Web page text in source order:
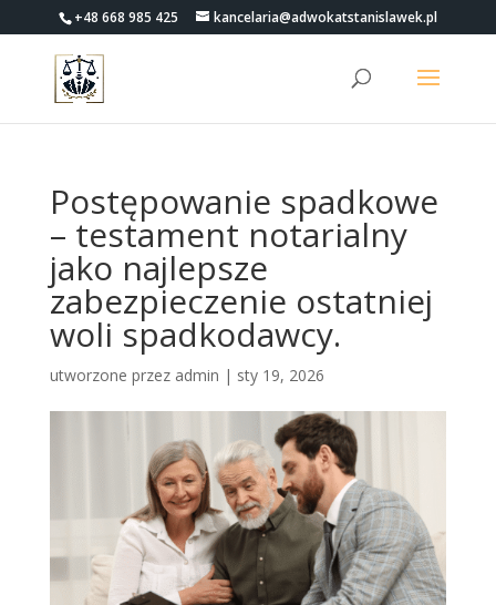
+48 668 985 425 kancelaria@adwokatstanislawek.pl
Postępowanie spadkowe
– testament notarialny
jako najlepsze
zabezpieczenie ostatniej
woli spadkodawcy.
utworzone przez admin | sty 19, 2026